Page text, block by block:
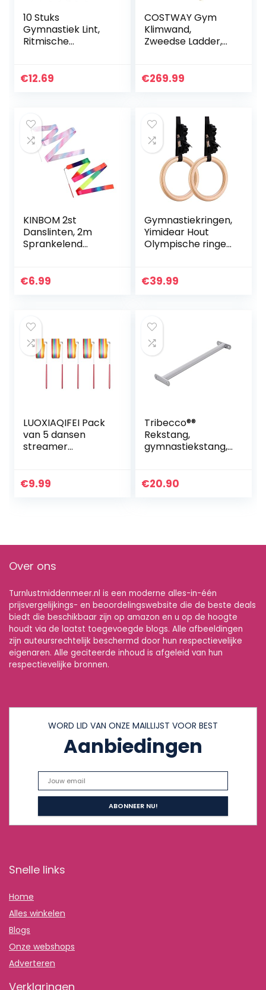
10 Stuks
Gymnastiek Lint,
Ritmische
Ribbon,
€12.69
COSTWAY Gym
Klimwand,
Zweedse Ladder,
Klimmen muur,
€269.99
KINBOM 2st
Danslinten, 2m
Sprankelend
Gymnastieklinten
€6.99
Gymnastiekringen,
Yimidear Hout
Olympische ringen
voor
€39.99
LUOXIAQIFEI Pack
van 5 dansen
streamer
n 2 meter voor
€9.99
Tribecco®®
Rekstang,
gymnastiekstang,
€20.90
Over ons
Turnlustmiddenmeer.nl is een moderne alles-in-één
prijsvergelijkings- en beoordelingswebsite die de beste deals
biedt die beschikbaar zijn op amazon en u op de hoogte
houdt via de laatst toegevoegde blogs. Alle afbeeldingen
zijn auteursrechtelijk beschermd door hun respectievelijke
eigenaren. Alle geciteerde inhoud is afgeleid van hun
respectievelijke bronnen.
WORD LID VAN ONZE MAILLIJST VOOR BEST
Aanbiedingen
Snelle links
Home
Alles winkelen
Blogs
Onze webshops
Adverteren
Verklaringen